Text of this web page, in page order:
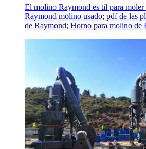
El molino Raymond es til para moler
Raymond molino usado; pdf de las
de Raymond; Horno para molino de